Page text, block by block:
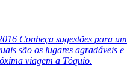
Conheça sugestões para um
são os lugares agradáveis e
viagem a Tóquio.